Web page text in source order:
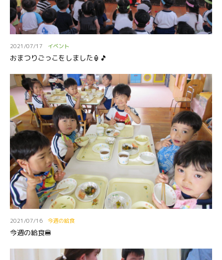
2021/07/17 イベント
おまつりごっこをしました🏮🎵
2021/07/16 今週の給食
今週の給食🍔